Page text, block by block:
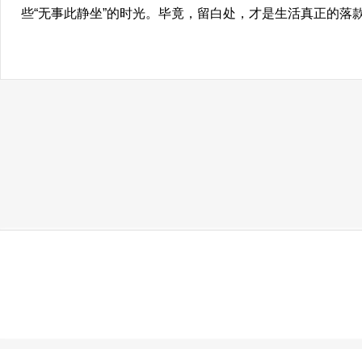
些“无事此静坐”的时光。毕竟，留白处，才是生活真正的落